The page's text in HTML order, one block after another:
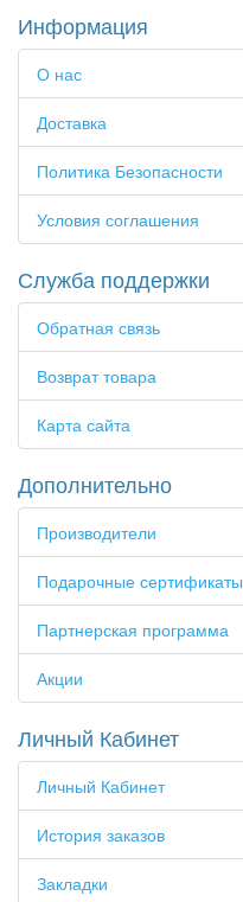
Информация
О нас
Доставка
Политика Безопасности
Условия соглашения
Служба поддержки
Обратная связь
Возврат товара
Карта сайта
Дополнительно
Производители
Подарочные сертификаты
Партнерская программа
Акции
Личный Кабинет
Личный Кабинет
История заказов
Закладки